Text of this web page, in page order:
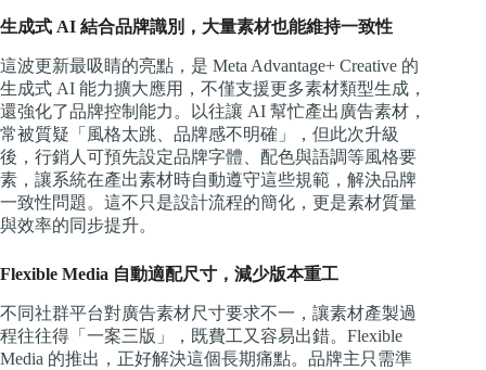
生成式 AI 結合品牌識別，大量素材也能維持一致性
這波更新最吸睛的亮點，是 Meta Advantage+ Creative 的
生成式 AI 能力擴大應用，不僅支援更多素材類型生成，
還強化了品牌控制能力。以往讓 AI 幫忙產出廣告素材，
常被質疑「風格太跳、品牌感不明確」，但此次升級
後，行銷人可預先設定品牌字體、配色與語調等風格要
素，讓系統在產出素材時自動遵守這些規範，解決品牌
一致性問題。這不只是設計流程的簡化，更是素材質量
與效率的同步提升。
Flexible Media 自動適配尺寸，減少版本重工
不同社群平台對廣告素材尺寸要求不一，讓素材產製過
程往往得「一案三版」，既費工又容易出錯。Flexible
Media 的推出，正好解決這個長期痛點。品牌主只需準